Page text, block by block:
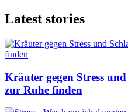
Latest stories
Kräuter gegen Stress
zur Ruhe finden